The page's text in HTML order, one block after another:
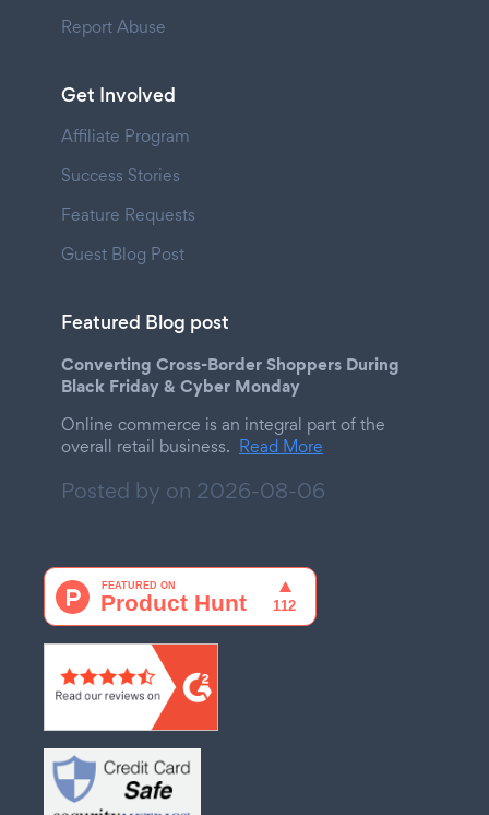
Report Abuse
Get Involved
Affiliate Program
Success Stories
Feature Requests
Guest Blog Post
Featured Blog post
Converting Cross-Border Shoppers During
Black Friday & Cyber Monday
Online commerce is an integral part of the
overall retail business. Read More
Posted by on 2026-08-06